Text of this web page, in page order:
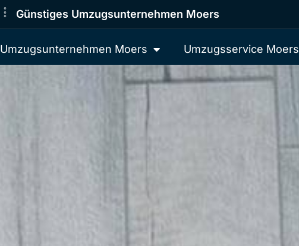
Günstiges Umzugsunternehmen Moers
Umzugsunternehmen Moers Umzugsservice Moers